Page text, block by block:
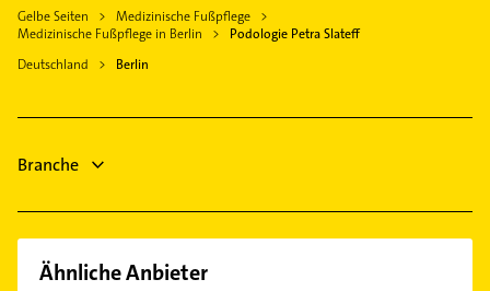
Bezirk Tempelhof-Schöneberg
Phoniatrie
Immobilienmakler
Putzfrau
Gebäudereinigung
Gelbe Seiten
Medizinische Fußpflege
Medizinische Fußpflege in Berlin
Podologie Petra Slateff
Deutschland
Berlin
Branche
Ähnliche Anbieter